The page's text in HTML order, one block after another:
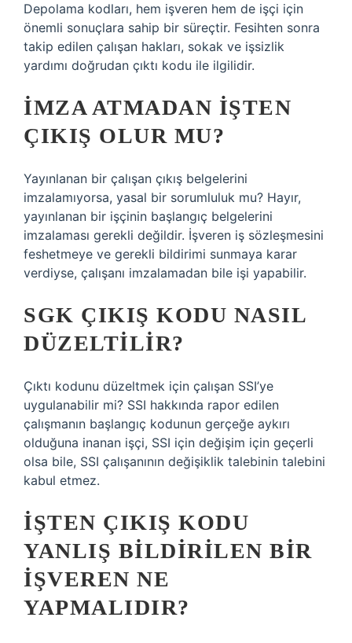
Depolama kodları, hem işveren hem de işçi için
önemli sonuçlara sahip bir süreçtir. Fesihten sonra
takip edilen çalışan hakları, sokak ve işsizlik
yardımı doğrudan çıktı kodu ile ilgilidir.
İMZA ATMADAN IŞTEN
ÇIKIŞ OLUR MU?
Yayınlanan bir çalışan çıkış belgelerini
imzalamıyorsa, yasal bir sorumluluk mu? Hayır,
yayınlanan bir işçinin başlangıç ​​belgelerini
imzalaması gerekli değildir. İşveren iş sözleşmesini
feshetmeye ve gerekli bildirimi sunmaya karar
verdiyse, çalışanı imzalamadan bile işi yapabilir.
SGK ÇIKIŞ KODU NASIL
DÜZELTILIR?
Çıktı kodunu düzeltmek için çalışan SSI’ye
uygulanabilir mi? SSI hakkında rapor edilen
çalışmanın başlangıç ​​kodunun gerçeğe aykırı
olduğuna inanan işçi, SSI için değişim için geçerli
olsa bile, SSI çalışanının değişiklik talebinin talebini
kabul etmez.
İŞTEN ÇIKIŞ KODU
YANLIŞ BILDIRILEN BIR
IŞVEREN NE
YAPMALIDIR?